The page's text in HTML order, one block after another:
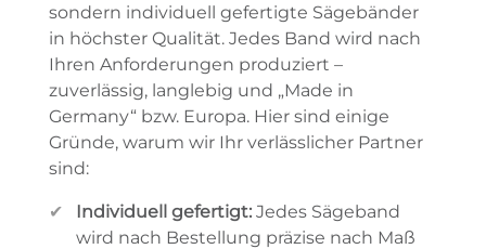
sondern individuell gefertigte Sägebänder
in höchster Qualität. Jedes Band wird nach
Ihren Anforderungen produziert –
zuverlässig, langlebig und „Made in
Germany“ bzw. Europa. Hier sind einige
Gründe, warum wir Ihr verlässlicher Partner
sind:
Individuell gefertigt: Jedes Sägeband
wird nach Bestellung präzise nach Maß